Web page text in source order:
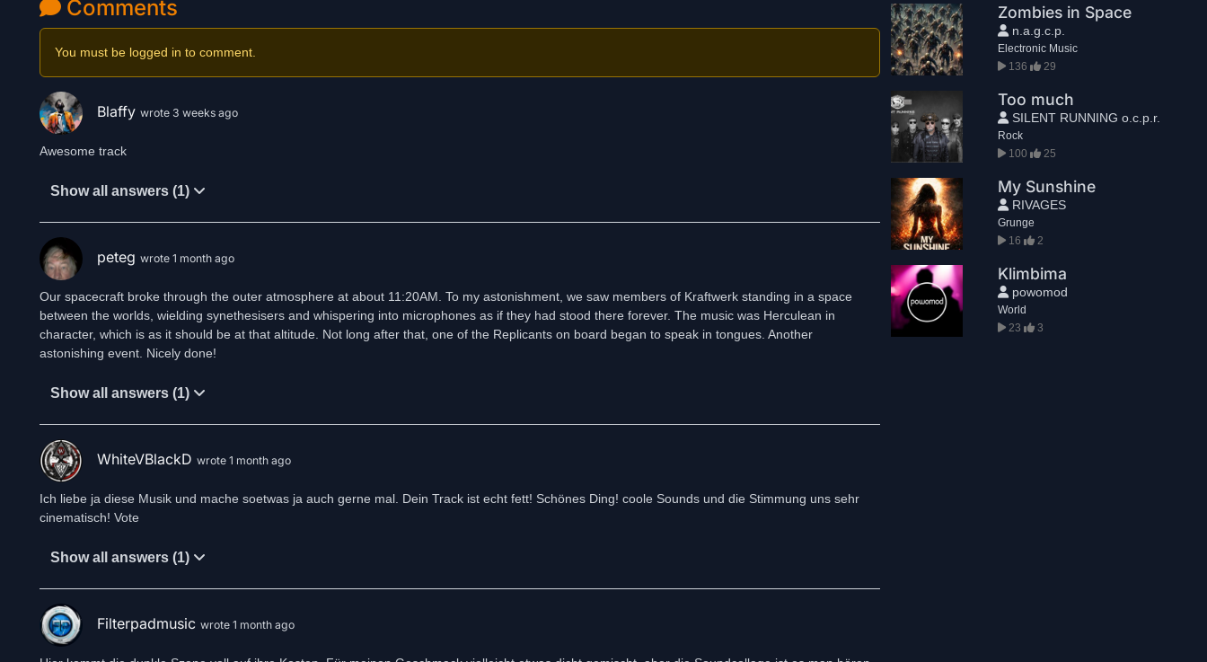
Comments
You must be logged in to comment.
Blaffy wrote 3 weeks ago
Awesome track
Show all answers (1)
peteg wrote 1 month ago
Our spacecraft broke through the outer atmosphere at about 11:20AM. To my astonishment, we saw members of Kraftwerk standing in a space
between the worlds, wielding synethesisers and whispering into microphones as if they had stood there forever. The music was Herculean in
character, which is as it should be at that altitude. Not long after that, one of the Replicants on board began to speak in tongues. Another
astonishing event. Nicely done!
Show all answers (1)
WhiteVBlackD wrote 1 month ago
Ich liebe ja diese Musik und mache soetwas ja auch gerne mal. Dein Track ist echt fett! Schönes Ding! coole Sounds und die Stimmung uns sehr
cinematisch! Vote
Show all answers (1)
Filterpadmusic wrote 1 month ago
Zombies in Space
n.a.g.c.p.
Electronic Music
136
29
Too much
SILENT RUNNING o.c.p.r.
Rock
100
25
My Sunshine
RIVAGES
Grunge
16
2
Klimbima
powomod
World
23
3